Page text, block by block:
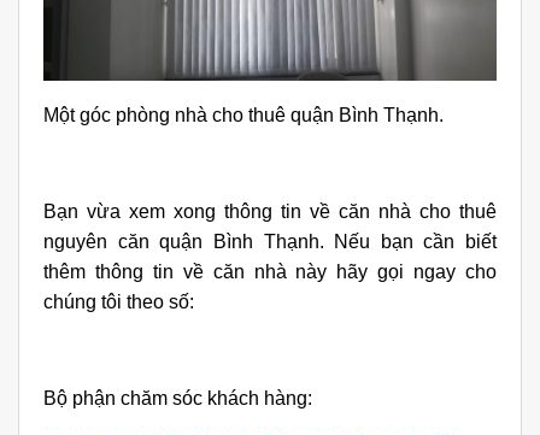
Một góc phòng nhà cho thuê quận Bình Thạnh.
Bạn vừa xem xong thông tin về căn nhà cho thuê
nguyên căn quận Bình Thạnh. Nếu bạn cần biết
thêm thông tin về căn nhà này hãy gọi ngay cho
chúng tôi theo số:
Bộ phận chăm sóc khách hàng: